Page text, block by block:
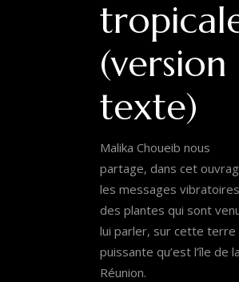
(version
texte)
Malika Choueib nous
partage, dans cet
les messages vibratoires
des plantes qui sont
lui parler, sur cette terre
puissante qu’est l’île de la
Réunion.